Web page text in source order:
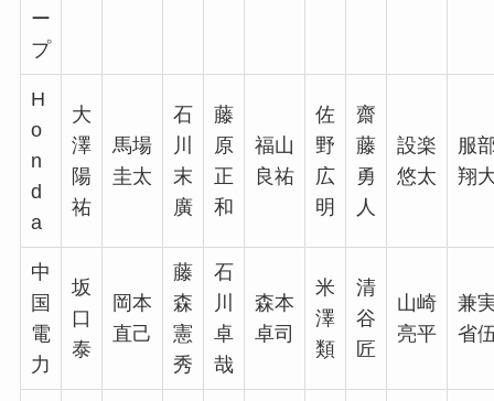
ー
プ
H
o
n
d
a
大
澤
陽
祐
馬場
圭太
石
川
末
廣
藤
原
正
和
福山
良祐
佐
野
広
明
齋
藤
勇
人
設楽
悠太
服
翔
中
国
電
力
坂
口
泰
岡本
直己
藤
森
憲
秀
石
川
卓
哉
森本
卓司
米
澤
類
清
谷
匠
山崎
亮平
兼
省